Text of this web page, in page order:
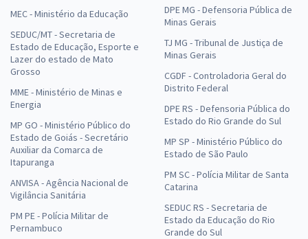
MEC - Ministério da Educação
SEDUC/MT - Secretaria de
Estado de Educação, Esporte e
Lazer do estado de Mato
Grosso
MME - Ministério de Minas e
Energia
MP GO - Ministério Público do
Estado de Goiás - Secretário
Auxiliar da Comarca de
Itapuranga
ANVISA - Agência Nacional de
Vigilância Sanitária
PM PE - Polícia Militar de
Pernambuco
DPE MG - Defensoria Pública de
Minas Gerais
TJ MG - Tribunal de Justiça de
Minas Gerais
CGDF - Controladoria Geral do
Distrito Federal
DPE RS - Defensoria Pública do
Estado do Rio Grande do Sul
MP SP - Ministério Público do
Estado de São Paulo
PM SC - Polícia Militar de Santa
Catarina
SEDUC RS - Secretaria de
Estado da Educação do Rio
Grande do Sul